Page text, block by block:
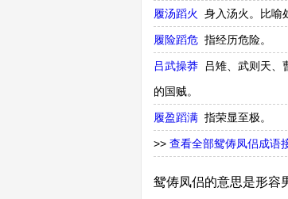
履汤蹈火 身入汤火。比喻
履险蹈危 指经历危险。
吕武操莽
吕雉、武则天、
的国贼。
履盈蹈满 指荣显至极。
>> 查看全部鸳俦凤侣成语
鸳俦凤侣的意思是形容